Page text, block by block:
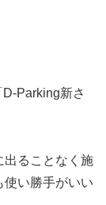
Parking新さ
出ることなく施
使い勝手がいい